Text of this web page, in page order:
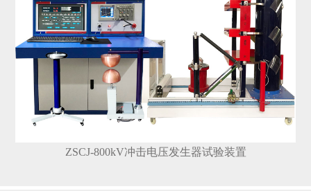
ZSCJ-800kV冲击电压发生器试验装置